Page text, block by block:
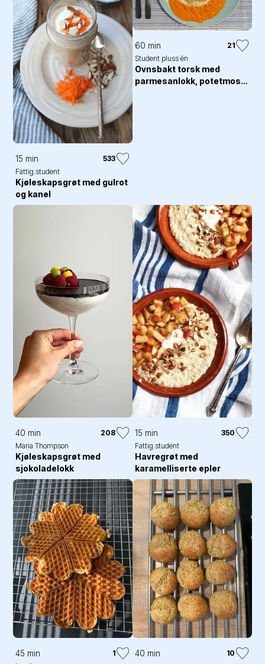
15 min
533
Fattig.student
Kjøleskapsgrøt med gulrot
og kanel
60 min
21
Student pluss én
Ovnsbakt torsk med
parmesanlokk, potetmos
40 min
208
Maria Thompson
Kjøleskapsgrøt med
sjokoladelokk
15 min
350
Fattig.student
Havregrøt med
karamelliserte epler
45 min
1
40 min
10